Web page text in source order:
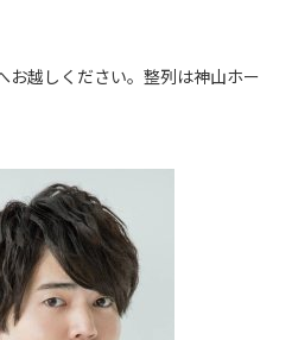
越しください。整列は神山ホー